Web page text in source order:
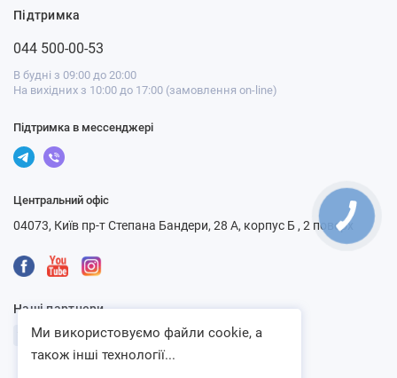
Підтримка
044 500-00-53
В будні з 09:00 до 20:00
На вихідних з 10:00 до 17:00 (замовлення on-line)
Підтримка в мессенджері
Центральний офіс
04073, Київ пр-т Степана Бандери, 28 А, корпус Б , 2 поверх
Наші партнери
Ми використовуємо файли cookie, а
також інші технології...